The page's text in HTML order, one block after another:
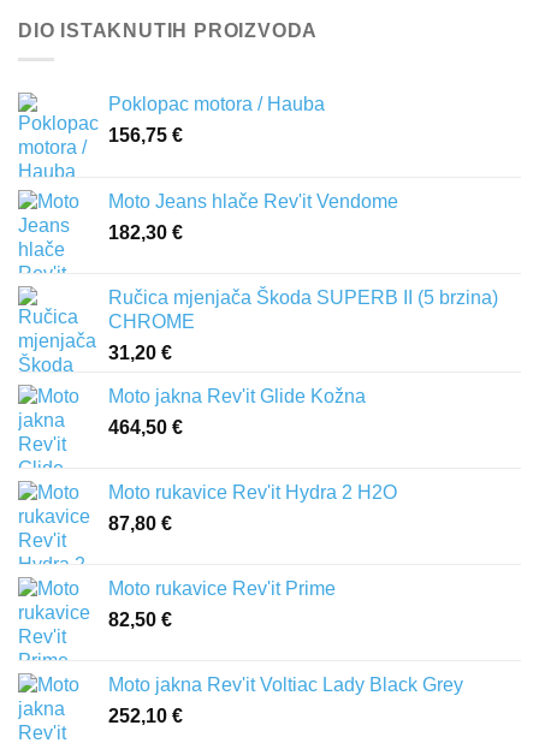
DIO ISTAKNUTIH PROIZVODA
Poklopac motora / Hauba
156,75 €
Moto Jeans hlače Rev'it Vendome
182,30 €
Ručica mjenjača Škoda SUPERB II (5 brzina)
CHROME
31,20 €
Moto jakna Rev'it Glide Kožna
464,50 €
Moto rukavice Rev'it Hydra 2 H2O
87,80 €
Moto rukavice Rev'it Prime
82,50 €
Moto jakna Rev'it Voltiac Lady Black Grey
252,10 €